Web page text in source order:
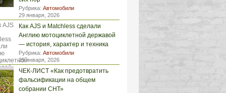
Рубрика: Автомобили
29 января, 2026
Как AJS и Matchless сделали
Англию мотоциклетной державой
— история, характер и техника
Рубрика: Автомобили
29 января, 2026
ЧЕК-ЛИСТ «Как предотвратить
фальсификации на общем
собрании СНТ»